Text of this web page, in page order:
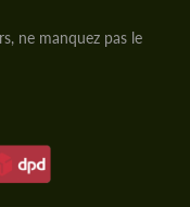
ne manquez pas le